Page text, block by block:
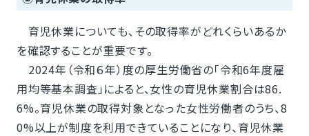
育児休業についても、その取得率がどれくらいあるか
を確認することが重要です。
2024年（令和６年）度の厚生労働省の「令和6年度雇
用均等基本調査」によると、女性の育児休業割合は86.
6%。育児休業の取得対象となった女性労働者のうち、8
0%以上が制度を利用できていることになり、育児休業